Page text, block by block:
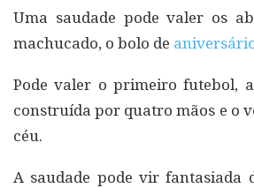
Uma saudade pode valer os
machucado, o bolo de
Pode valer o primeiro futebol,
construída por quatro mãos e o
céu.
A saudade pode vir fantasiada